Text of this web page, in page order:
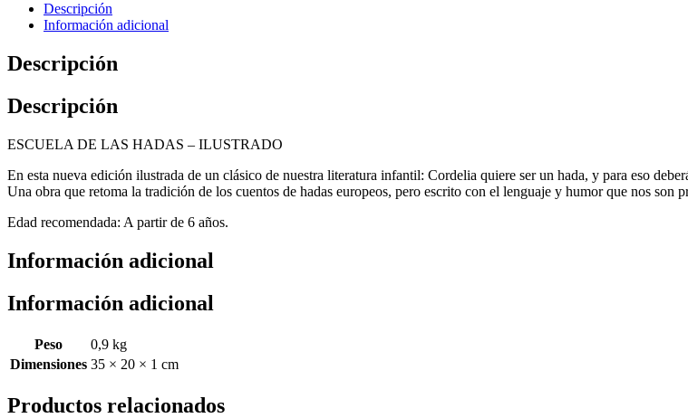
Descripción
Información adicional
Descripción
Descripción
ESCUELA DE LAS HADAS – ILUSTRADO
En esta nueva edición ilustrada de un clásico de nuestra literatura infantil: Cordelia quiere ser un hada, y para eso
Una obra que retoma la tradición de los cuentos de hadas europeos, pero escrito con el lenguaje y humor que nos son
Edad recomendada: A partir de 6 años.
Información adicional
Información adicional
Peso
0,9 kg
Dimensiones 35 × 20 × 1 cm
Productos relacionados